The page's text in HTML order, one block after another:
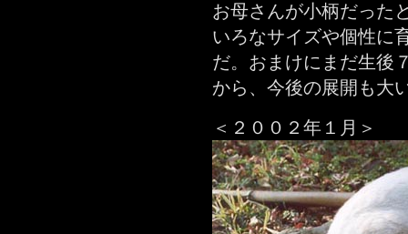
お母さんが小柄だった
いろなサイズや個性に
だ。おまけにまだ生後
から、今後の展開も大
＜２００２年１月＞